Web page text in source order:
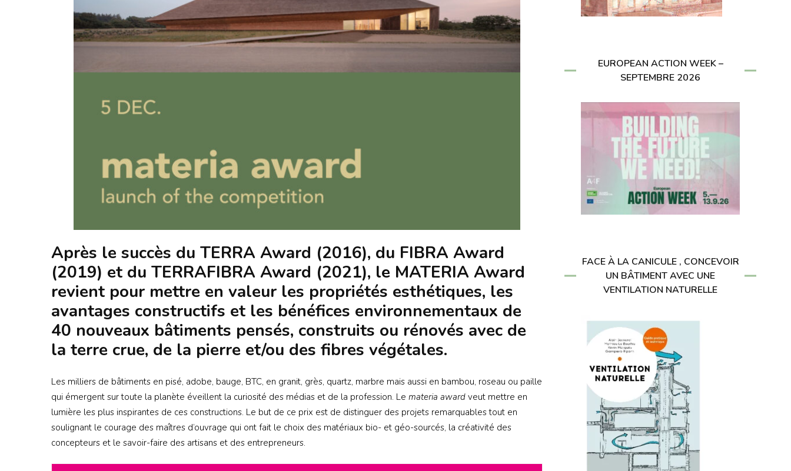
Après le succès du TERRA Award (2016), du FIBRA Award
(2019) et du TERRAFIBRA Award (2021), le MATERIA Award
revient pour mettre en valeur les propriétés esthétiques, les
avantages constructifs et les bénéfices environnementaux de
40 nouveaux bâtiments pensés, construits ou rénovés avec de
la terre crue, de la pierre et/ou des fibres végétales.
Les milliers de bâtiments en pisé, adobe, bauge, BTC, en granit, grès, quartz, marbre mais aussi en bambou, roseau ou paille
qui émergent sur toute la planète éveillent la curiosité des médias et de la profession. Le materia award veut mettre en
lumière les plus inspirantes de ces constructions. Le but de ce prix est de distinguer des projets remarquables tout en
soulignant le courage des maîtres d’ouvrage qui ont fait le choix des matériaux bio- et géo-sourcés, la créativité des
concepteurs et le savoir-faire des artisans et des entrepreneurs.
EUROPEAN ACTION WEEK –
SEPTEMBRE 2026
FACE À LA CANICULE , CONCEVOIR
UN BÂTIMENT AVEC UNE
VENTILATION NATURELLE